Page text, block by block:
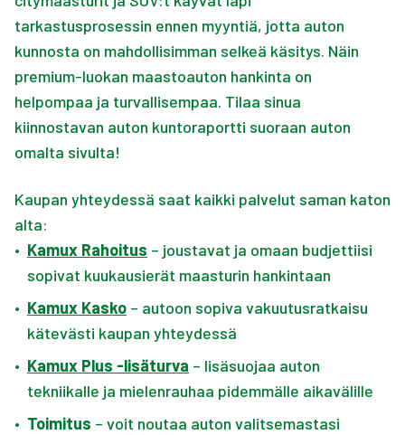
tarkastusprosessin ennen myyntiä, jotta auton
kunnosta on mahdollisimman selkeä käsitys. Näin
premium-luokan maastoauton hankinta on
helpompaa ja turvallisempaa. Tilaa sinua
kiinnostavan auton kuntoraportti suoraan auton
omalta sivulta!
Kaupan yhteydessä saat kaikki palvelut saman katon
alta:
• Kamux Rahoitus – joustavat ja omaan budjettiisi
sopivat kuukausierät maasturin hankintaan
• Kamux Kasko – autoon sopiva vakuutusratkaisu
kätevästi kaupan yhteydessä
• Kamux Plus -lisäturva – lisäsuojaa auton
tekniikalle ja mielenrauhaa pidemmälle aikavälille
• Toimitus – voit noutaa auton valitsemastasi